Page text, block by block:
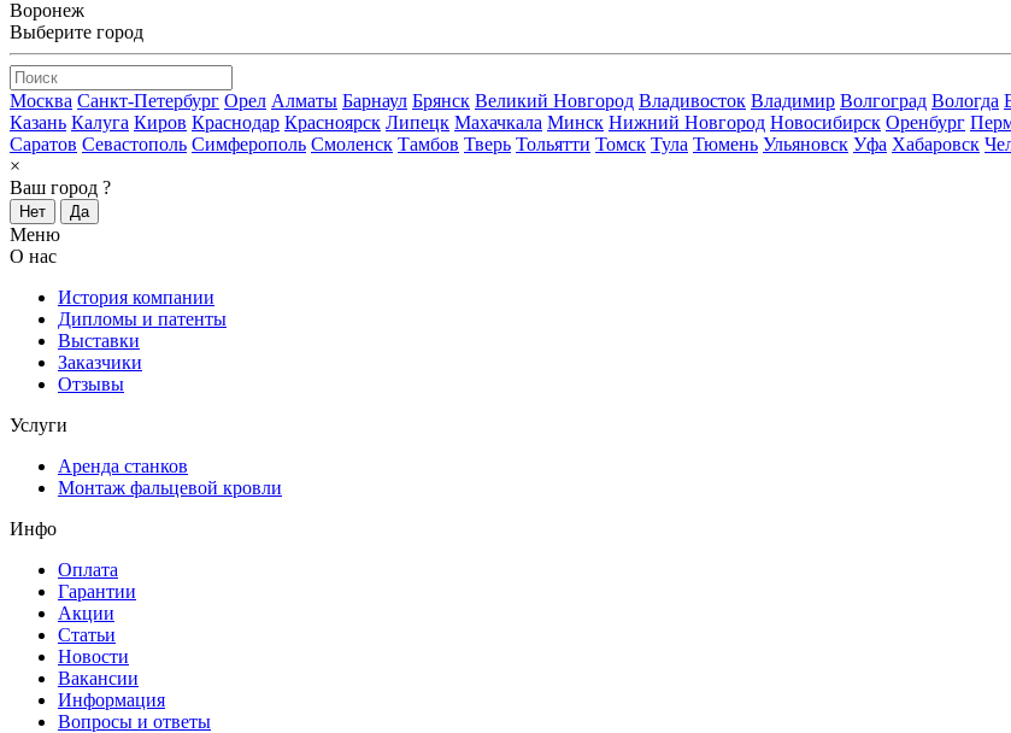
Воронеж
Выберите город
Москва Санкт-Петербург Орел Алматы Барнаул Брянск Великий Новгород Владивосток Владимир Волгоград Вологда
Казань Калуга Киров Краснодар Красноярск Липецк Махачкала Минск Нижний Новгород Новосибирск Оренбург
Саратов Севастополь Симферополь Смоленск Тамбов Тверь Тольятти Томск Тула Тюмень Ульяновск Уфа Хабаровск
×
Ваш город ?
Нет Да
Меню
О нас
История компании
Дипломы и патенты
Выставки
Заказчики
Отзывы
Услуги
Аренда станков
Монтаж фальцевой кровли
Инфо
Оплата
Гарантии
Акции
Статьи
Новости
Вакансии
Информация
Вопросы и ответы